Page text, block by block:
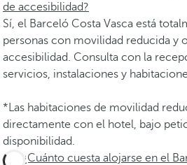
de accesibilidad?
Sí, el Barceló Costa Vasca está
personas con movilidad reducida y
accesibilidad. Consulta con la
servicios, instalaciones y
*Las habitaciones de movilidad
directamente con el hotel, bajo
disponibilidad.
¿Cuánto cuesta alojarse en el